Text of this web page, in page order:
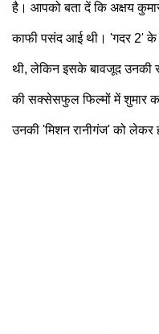
है। आपको बता दें कि अक्षय
काफी पसंद आई थी। 'गदर 2' के
थी, लेकिन इसके बावजूद उनकी
की सक्सेसफुल फिल्मों में शुमार
उनकी 'मिशन रानीगंज' को लेकर